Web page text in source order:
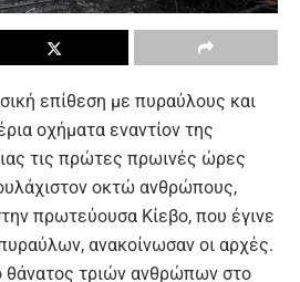
επίθεση με πυραύλους και
οχήματα εναντίον της
τις πρώτες πρωινές ώρες
οκτώ ανθρώπους,
πρωτεύουσα Κίεβο, που έγινε
ανακοίνωσαν οι αρχές.
θάνατος τριών ανθρώπων στο